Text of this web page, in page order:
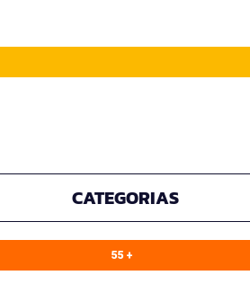
CATEGORIAS
55 +